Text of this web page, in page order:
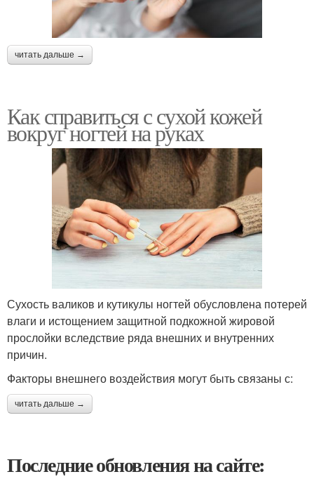
читать дальше →
Как справиться с сухой кожей
вокруг ногтей на руках
Сухость валиков и кутикулы ногтей обусловлена потерей
влаги и истощением защитной подкожной жировой
прослойки вследствие ряда внешних и внутренних
причин.
Факторы внешнего воздействия могут быть связаны с:
читать дальше →
Последние обновления на сайте: